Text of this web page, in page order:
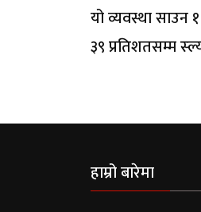
यो व्यवस्था
३९ प्रतिशतसम्म
हाम्रो बारेमा